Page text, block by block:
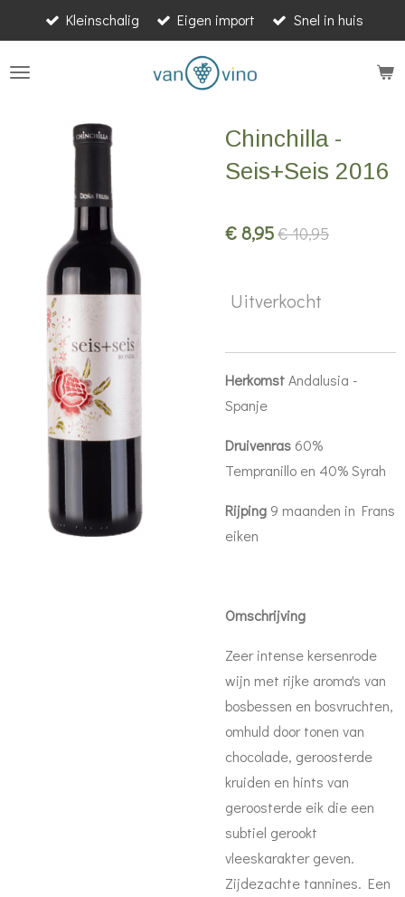
direct
naar
hoofdinhoud
Kleinschalig Eigen import Snel in huis
Chinchilla -
Seis+Seis 2016
€ 8,95€ 10,95
Uitverkocht
HerkomstAndalusia -
Spanje
Druivenras 60%
Tempranillo en 40% Syrah
Rijping 9 maanden in Frans
eiken
Omschrijving
Zeer intense kersenrode
wijn met rijke aroma's van
bosbessen en bosvruchten,
omhuld door tonen van
chocolade, geroosterde
kruiden en hints van
geroosterde eik die een
subtiel gerookt
vleeskarakter geven.
Zijdezachte tannines. Een